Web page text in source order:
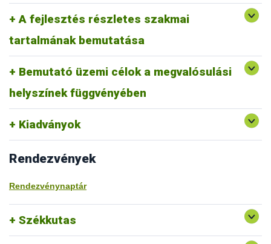
A fejlesztés részletes szakmai
tartalmának bemutatása
állomáson (Tordas, Pölöske, Székkutas, Monorierdő)
valósulna meg bemutató üzemi program.
Bemutató üzemi célok a megvalósulási
helyszínek függvényében
Tordas
kertészeti (zöldség, gyümölcs) fajok, szántóföldi
és üvegházi termesztési körülmények, ökológiai
gazdálkodásra alkalmas fajták vizsgálata
Pölöske
kertészeti (gyümölcs) fajok
Székkutas
szántóföldi fajok vizsgálata
Monorierdő erdészeti fajok vizsgálata, fajtakitermesztés
Kiadványok
Rendezvények
Rendezvénynaptár
Székkutas